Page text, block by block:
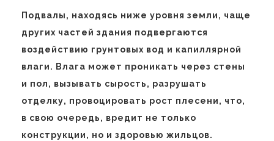
Подвалы, находясь ниже уровня земли, чаще
других частей здания подвергаются
воздействию грунтовых вод и капиллярной
влаги. Влага может проникать через стены
и пол, вызывать сырость, разрушать
отделку, провоцировать рост плесени, что,
в свою очередь, вредит не только
конструкции, но и здоровью жильцов.